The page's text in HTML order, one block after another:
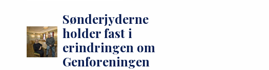
Sønderjyderne
holder fast i
erindringen om
Genforeningen